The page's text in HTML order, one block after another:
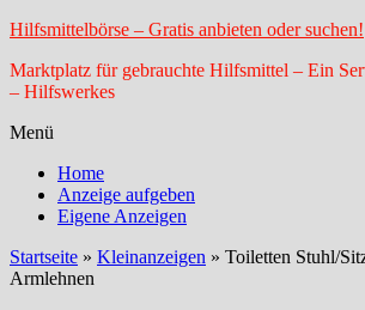
Hilfsmittelbörse – Gratis anbieten oder suchen!
Marktplatz für gebrauchte Hilfsmittel – Ein
– Hilfswerkes
Menü
Home
Anzeige aufgeben
Eigene Anzeigen
Startseite » Kleinanzeigen » Toiletten Stuhl/
Armlehnen